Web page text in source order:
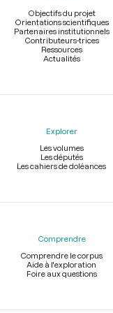
Objectifs du projet
Orientations scientifiques
Partenaires institutionnels
Contributeurs-trices
Ressources
Actualités
Explorer
Les volumes
Les députés
Les cahiers de doléances
Comprendre
Comprendre le corpus
Aide à l'exploration
Foire aux questions